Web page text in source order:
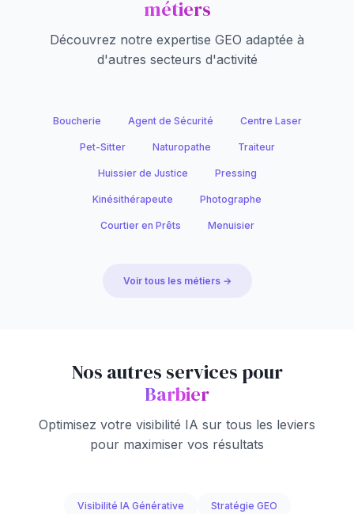
métiers
Découvrez notre expertise GEO adaptée à
d'autres secteurs d'activité
Boucherie Agent de Sécurité Centre Laser
Pet-Sitter Naturopathe Traiteur
Huissier de Justice Pressing
Kinésithérapeute Photographe
Courtier en Prêts Menuisier
Voir tous les métiers →
Nos autres services pour
Barbier
Optimisez votre visibilité IA sur tous les leviers
pour maximiser vos résultats
Visibilité IA Générative Stratégie GEO